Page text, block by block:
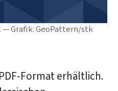
Grafik: GeoPattern/stk
Format erhältlich.